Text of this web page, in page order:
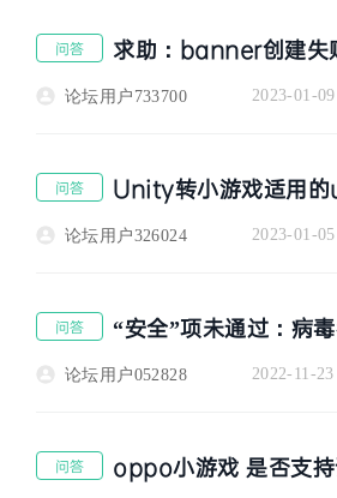
问答 求助：banner创建失
论坛用户733700 2023-01-
问答 Unity转小游戏适用
论坛用户326024 2023-01-
问答 “安全”项未通过：
论坛用户052828 2022-11-
问答 oppo小游戏 是否支